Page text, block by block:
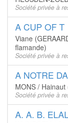
Société privée à
A CUP OF T
Viane
flamande)
Société privée à
A NOTRE
MONS /
Société privée à
A. A. B.